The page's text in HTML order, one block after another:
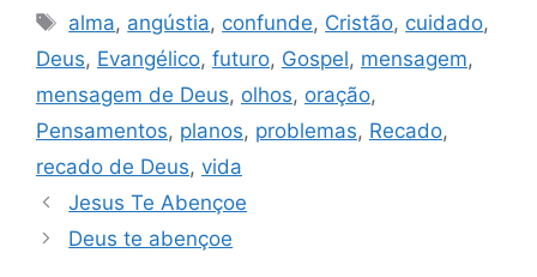
Tags
alma, angústia, confunde, Cristão, cuidado,
Deus, Evangélico, futuro, Gospel, mensagem,
mensagem de Deus, olhos, oração,
Pensamentos, planos, problemas, Recado,
recado de Deus, vida
Jesus Te Abençoe
Deus te abençoe